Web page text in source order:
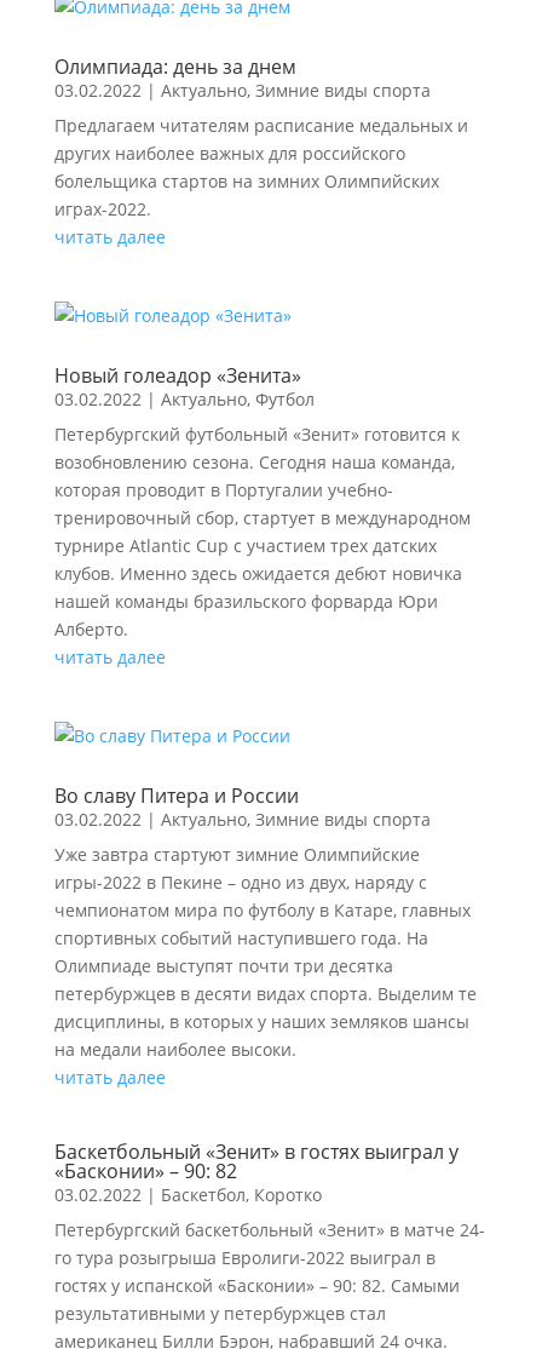
Олимпиада: день за днем
03.02.2022| Актуально, Зимние виды спорта
Предлагаем читателям расписание медальных и
других наиболее важных для российского
болельщика стартов на зимних Олимпийских
играх-2022.
читать далее
Новый голеадор «Зенита»
03.02.2022| Актуально, Футбол
Петербургский футбольный «Зенит» готовится к
возобновлению сезона. Сегодня наша команда,
которая проводит в Португалии учебно-
тренировочный сбор, стартует в международном
турнире Atlantic Cup с участием трех датских
клубов. Именно здесь ожидается дебют новичка
нашей команды бразильского форварда Юри
Алберто.
читать далее
Во славу Питера и России
03.02.2022| Актуально, Зимние виды спорта
Уже завтра стартуют зимние Олимпийские
игры-2022 в Пекине – одно из двух, наряду с
чемпионатом мира по футболу в Катаре, главных
спортивных событий наступившего года. На
Олимпиаде выступят почти три десятка
петербуржцев в десяти видах спорта. Выделим те
дисциплины, в которых у наших земляков шансы
на медали наиболее высоки.
читать далее
Баскетбольный «Зенит» в гостях выиграл у
«Басконии» – 90: 82
03.02.2022| Баскетбол, Коротко
Петербургский баскетбольный «Зенит» в матче 24-
го тура розыгрыша Евролиги-2022 выиграл в
гостях у испанской «Басконии» – 90: 82. Самыми
результативными у петербуржцев стал
американец Билли Бэрон, набравший 24 очка.